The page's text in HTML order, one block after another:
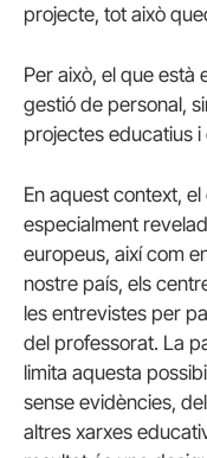
projecte, tot això
Per això, el que està
gestió de personal,
projectes educatius i
En aquest context,
especialment
europeus, així com
nostre país, els
les entrevistes per
del professorat. La
limita aquesta
sense evidències,
altres xarxes